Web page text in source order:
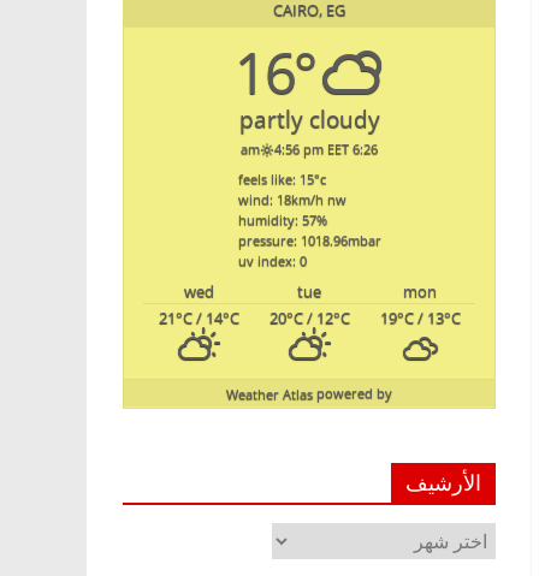
CAIRO, EG
16°
partly cloudy
6:26 am
4:56 pm EET
feels like: 15°c
wind: 18km/h nw
humidity: 57%
pressure: 1018.96mbar
uv index: 0
mon
tue
wed
19°C/ 13°C
20°C/ 12°C
21°C/ 14°C
powered by
Weather Atlas
الأرشيف
الأرشيف